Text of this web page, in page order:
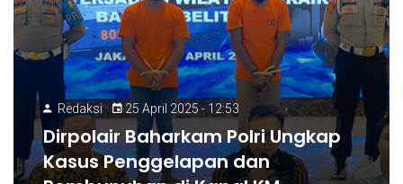
Redaksi 25 April 2025 - 12:53
Dirpolair Baharkam Polri Ungkap
Kasus Penggelapan dan